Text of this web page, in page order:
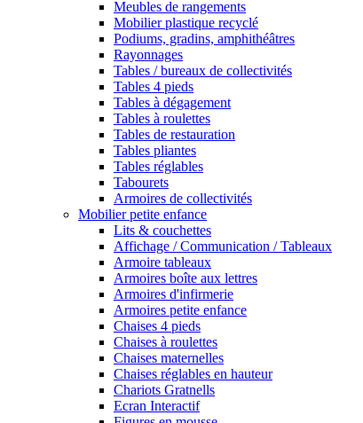
Meubles de rangements
Mobilier plastique recyclé
Podiums, gradins, amphithéâtres
Rayonnages
Tables / bureaux de collectivités
Tables 4 pieds
Tables à dégagement
Tables à roulettes
Tables de restauration
Tables pliantes
Tables réglables
Tabourets
Armoires de collectivités
Mobilier petite enfance
Lits & couchettes
Affichage / Communication / Tableaux
Armoire tableaux
Armoires boîte aux lettres
Armoires d'infirmerie
Armoires petite enfance
Chaises 4 pieds
Chaises à roulettes
Chaises maternelles
Chaises réglables en hauteur
Chariots Gratnells
Ecran Interactif